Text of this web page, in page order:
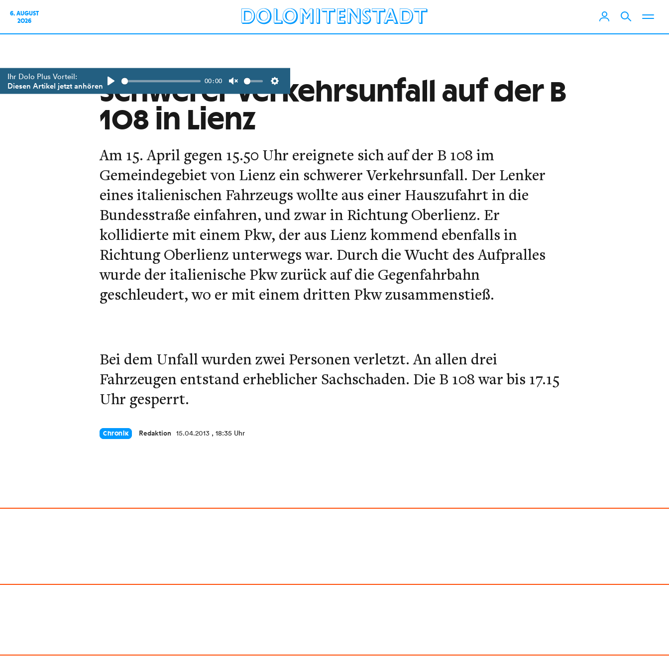
6. AUGUST
2026
Ihr Dolo Plus Vorteil:
Diesen Artikel jetzt anhören
Play
00:00
Unmute Settings
Schwerer Verkehrsunfall auf der B
108 in Lienz
Am 15. April gegen 15.50 Uhr ereignete sich auf der B 108 im
Gemeindegebiet von Lienz ein schwerer Verkehrsunfall. Der Lenker
eines italienischen Fahrzeugs wollte aus einer Hauszufahrt in die
Bundesstraße einfahren, und zwar in Richtung Oberlienz. Er
kollidierte mit einem Pkw, der aus Lienz kommend ebenfalls in
Richtung Oberlienz unterwegs war. Durch die Wucht des Aufpralles
wurde der italienische Pkw zurück auf die Gegenfahrbahn
geschleudert, wo er mit einem dritten Pkw zusammenstieß.
Bei dem Unfall wurden zwei Personen verletzt. An allen drei
Fahrzeugen entstand erheblicher Sachschaden. Die B 108 war bis 17.15
Uhr gesperrt.
Chronik Redaktion 15.04.2013 , 18:35 Uhr